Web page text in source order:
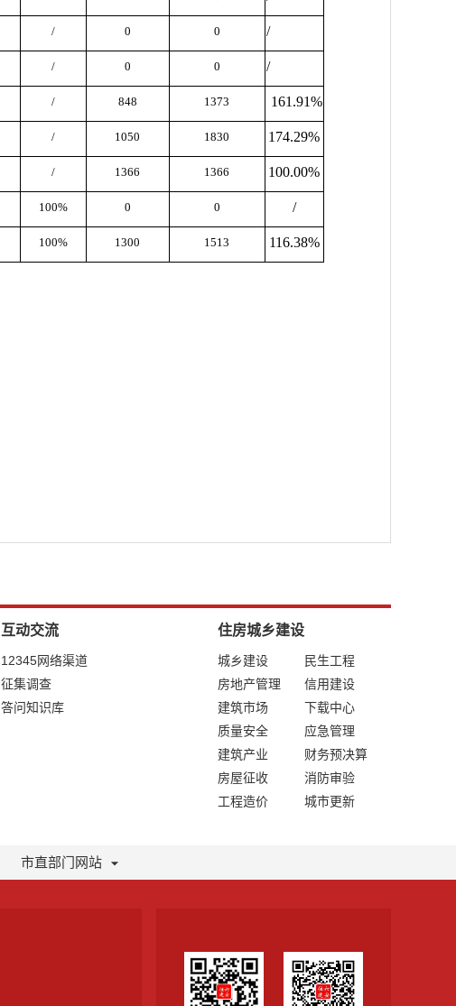
/ 0 0 /
/ 0 0 /
/ 848 1373 161.91%
/ 1050 1830 174.29%
/ 1366 1366 100.00%
100% 0 0 /
100% 1300 1513 116.38%
互动交流
12345网络渠道
征集调查
答问知识库
住房城乡建设
城乡建设
民生工程
房地产管理
信用建设
建筑市场
下载中心
质量安全
应急管理
建筑产业
财务预决算
房屋征收
消防审验
工程造价
城市更新
市直部门网站